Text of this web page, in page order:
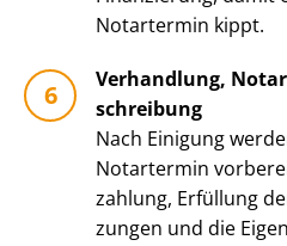
Notartermin kippt.
Verhandlung,
schrei­bung
Nach Einigung
Notartermin
zah­lung, Erfüllung
zun­gen und die